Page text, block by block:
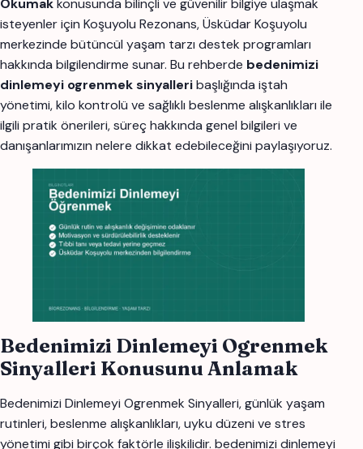
Okumakkonusunda bilinçli ve güvenilir bilgiye ulaşmak
isteyenler için Koşuyolu Rezonans, Üsküdar Koşuyolu
merkezinde bütüncül yaşam tarzı destek programları
hakkında bilgilendirme sunar. Bu rehberde bedenimizi
dinlemeyi ogrenmek sinyalleribaşlığında iştah
yönetimi, kilo kontrolü ve sağlıklı beslenme alışkanlıkları ile
ilgili pratik önerileri, süreç hakkında genel bilgileri ve
danışanlarımızın nelere dikkat edebileceğini paylaşıyoruz.
Bedenimizi Dinlemeyi Ogrenmek
Sinyalleri Konusunu Anlamak
Bedenimizi Dinlemeyi Ogrenmek Sinyalleri, günlük yaşam
rutinleri, beslenme alışkanlıkları, uyku düzeni ve stres
yönetimi gibi birçok faktörle ilişkilidir. bedenimizi dinlemeyi